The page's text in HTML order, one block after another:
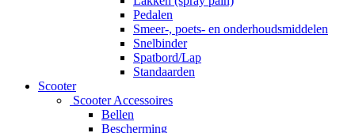
Pedalen
Smeer-, poets- en onderhoudsmiddelen
Snelbinder
Spatbord/Lap
Standaarden
Scooter
Scooter Accessoires
Bellen
Bescherming